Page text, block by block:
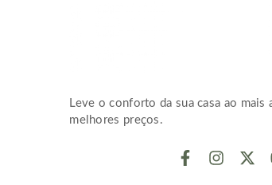
Leve o conforto da sua casa ao
melhores preços.